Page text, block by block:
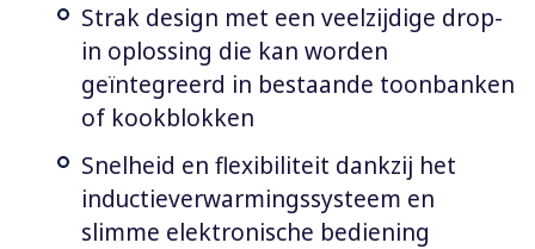
Strak design met een veelzijdige drop-
in oplossing die kan worden
geïntegreerd in bestaande toonbanken
of kookblokken
Snelheid en flexibiliteit dankzij het
inductieverwarmingssysteem en
slimme elektronische bediening